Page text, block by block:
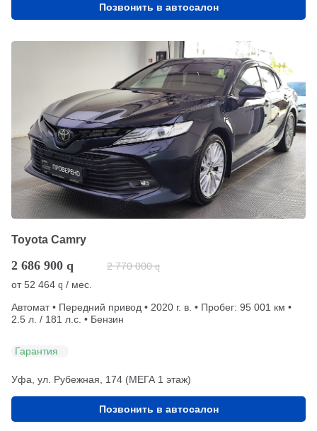
Позвонить в автосалон
Toyota Camry
2 686 900 q 2 770 000 q
от52 464 q / мес.
Автомат • Передний привод • 2020 г. в. • Пробег: 95 001 км •
2.5 л. / 181 л.с. • Бензин
Гарантия
Уфа, ул. Рубежная, 174 (МЕГА 1 этаж)
Позвонить в автосалон